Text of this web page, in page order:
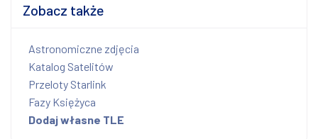
Zobacz także
Astronomiczne zdjęcia
Katalog Satelitów
Przeloty Starlink
Fazy Księżyca
Dodaj własne TLE